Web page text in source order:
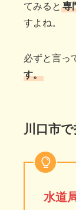
てみると 専
すよね。
必ずと言っ
す。
川口市
水道